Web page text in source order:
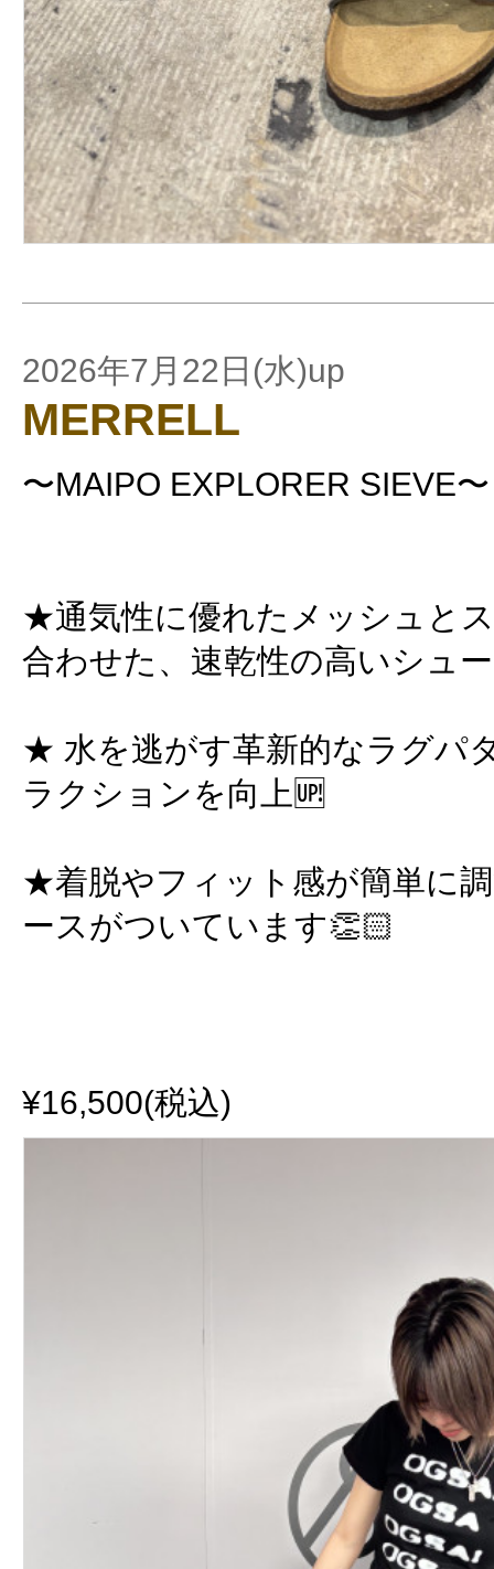
2026年7月22日(水)up
MERRELL
〜MAIPO EXPLORER SIEVE〜
★通気性に優れたメッシュと
合わせた、速乾性の高いシュ
★ 水を逃がす革新的なラグパ
ラクションを向上🆙
★着脱やフィット感が簡単に
ースがついています👏🏻
¥16,500(税込)